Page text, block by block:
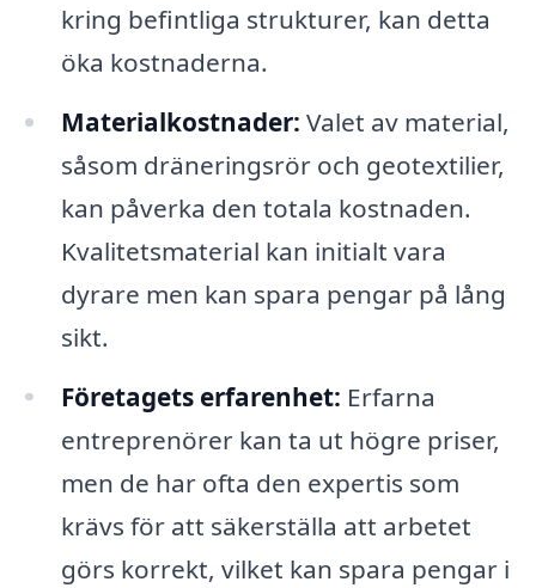
kring befintliga strukturer, kan detta
öka kostnaderna.
Materialkostnader: Valet av material,
såsom dräneringsrör och geotextilier,
kan påverka den totala kostnaden.
Kvalitetsmaterial kan initialt vara
dyrare men kan spara pengar på lång
sikt.
Företagets erfarenhet: Erfarna
entreprenörer kan ta ut högre priser,
men de har ofta den expertis som
krävs för att säkerställa att arbetet
görs korrekt, vilket kan spara pengar i